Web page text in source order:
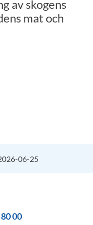
av skogens
mat och
06-25
00